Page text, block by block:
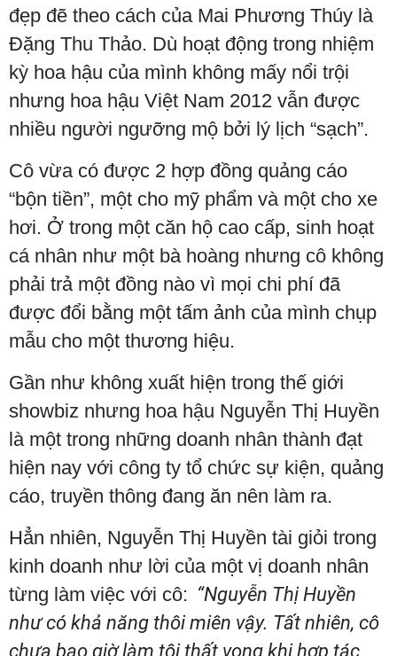
đẹp đẽ theo cách của Mai Phương Thúy là
Đặng Thu Thảo. Dù hoạt động trong nhiệm
kỳ hoa hậu của mình không mấy nổi trội
nhưng hoa hậu Việt Nam 2012 vẫn được
nhiều người ngưỡng mộ bởi lý lịch “sạch”.
Cô vừa có được 2 hợp đồng quảng cáo
“bộn tiền”, một cho mỹ phẩm và một cho xe
hơi. Ở trong một căn hộ cao cấp, sinh hoạt
cá nhân như một bà hoàng nhưng cô không
phải trả một đồng nào vì mọi chi phí đã
được đổi bằng một tấm ảnh của mình chụp
mẫu cho một thương hiệu.
Gần như không xuất hiện trong thế giới
showbiz nhưng hoa hậu Nguyễn Thị Huyền
là một trong những doanh nhân thành đạt
hiện nay với công ty tổ chức sự kiện, quảng
cáo, truyền thông đang ăn nên làm ra.
Hẳn nhiên, Nguyễn Thị Huyền tài giỏi trong
kinh doanh như lời của một vị doanh nhân
từng làm việc với cô: “Nguyễn Thị Huyền
như có khả năng thôi miên vậy. Tất nhiên, cô
chưa bao giờ làm tôi thất vọng khi hợp tác